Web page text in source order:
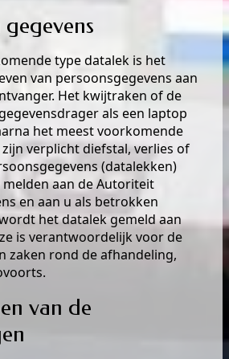
type datalek is het
van persoonsgegevens aan
Het kwijtraken of de
als een laptop
het meest voorkomende
verplicht diefstal, verlies of
(datalekken)
aan de Autoriteit
en aan u als betrokken
het datalek gemeld aan
is verantwoordelijk voor de
zaken rond de afhandeling,
van de